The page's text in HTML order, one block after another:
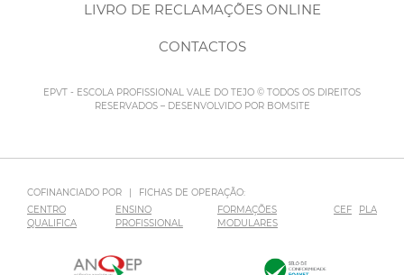
LIVRO DE RECLAMAÇÕES ONLINE
CONTACTOS
EPVT - ESCOLA PROFISSIONAL VALE DO TEJO © TODOS OS DIREITOS
RESERVADOS – DESENVOLVIDO POR BOMSITE
COFINANCIADO POR |
FICHAS DE OPERAÇÃO:
CENTRO
QUALIFICA
ENSINO
PROFISSIONAL
FORMAÇÕES
MODULARES
CEF PLA